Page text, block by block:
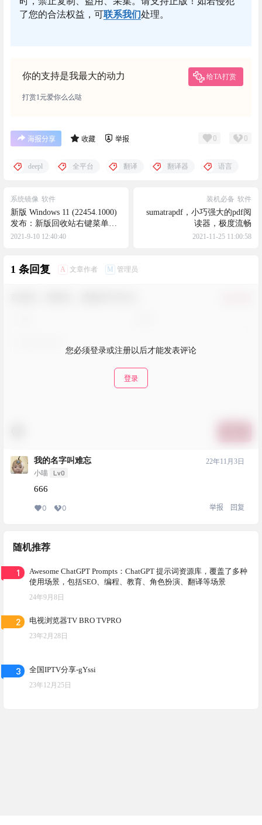
了您的合法权益，可联系我们处理。
你的支持是我最大的动力 给TA打赏
打赏1元爱你么么哒
海报分享 收藏 举报 0 0
deepl 全平台 翻译 翻译器 语言
系统镜像 软件
新版 Windows 11 (22454.1000)
发布：新版回收站右键菜单、
输入法改进、大量BUG修复
2021-9-10 12:40:40
装机必备 软件
sumatrapdf，小巧强大的pdf阅
读器，极度流畅
2021-11-25 11:00:58
1 条回复 A 文章作者 M 管理员
您必须登录或注册以后才能发表评论
登录
我的名字叫难忘
小喵 Lv0
22年11月3日
666
0 0 举报 回复
随机推荐
1
Awesome ChatGPT Prompts：ChatGPT 提示词资源库，覆盖了多种
使用场景，包括SEO、编程、教育、角色扮演、翻译等场景
24年9月8日
2 电视浏览器TV BRO TVPRO
23年2月28日
3 全国IPTV分享-gYssi
23年12月25日